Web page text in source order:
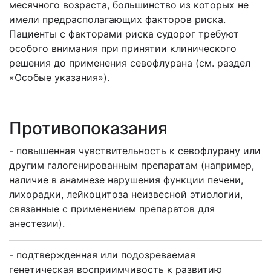
месячного возраста, большинство из которых не
имели предрасполагающих факторов риска.
Пациенты с факторами риска судорог требуют
особого внимания при принятии клинического
решения до применения севофлурана (см. раздел
«Особые указания»).
Противопоказания
- повышенная чувствительность к севофлурану или
другим галогенированным препаратам (например,
наличие в анамнезе нарушения функции печени,
лихорадки, лейкоцитоза неизвесной этиологии,
связанные с применением препаратов для
анестезии).
- подтвержденная или подозреваемая
генетическая восприимчивость к развитию